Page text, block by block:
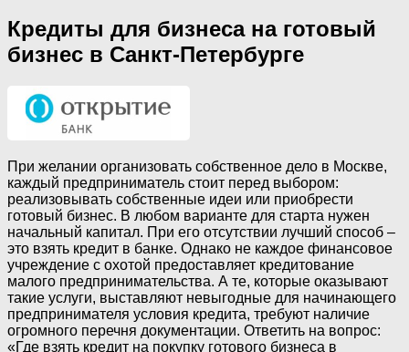
Кредиты для бизнеса на готовый
бизнес в Санкт-Петербурге
При желании организовать собственное дело в Москве,
каждый предприниматель стоит перед выбором:
реализовывать собственные идеи или приобрести
готовый бизнес. В любом варианте для старта нужен
начальный капитал. При его отсутствии лучший способ –
это взять кредит в банке. Однако не каждое финансовое
учреждение с охотой предоставляет кредитование
малого предпринимательства. А те, которые оказывают
такие услуги, выставляют невыгодные для начинающего
предпринимателя условия кредита, требуют наличие
огромного перечня документации. Ответить на вопрос:
«Где взять кредит на покупку готового бизнеса в